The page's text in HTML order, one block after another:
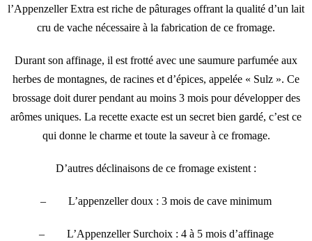
l’Appenzeller Extra est riche de pâturages offrant la qualité d’un lait
cru de vache nécessaire à la fabrication de ce fromage.
Durant son affinage, il est frotté avec une saumure parfumée aux
herbes de montagnes, de racines et d’épices, appelée « Sulz ». Ce
brossage doit durer pendant au moins 3 mois pour développer des
arômes uniques. La recette exacte est un secret bien gardé, c’est ce
qui donne le charme et toute la saveur à ce fromage.
D’autres déclinaisons de ce fromage existent :
– L’appenzeller doux : 3 mois de cave minimum
– L’Appenzeller Surchoix : 4 à 5 mois d’affinage